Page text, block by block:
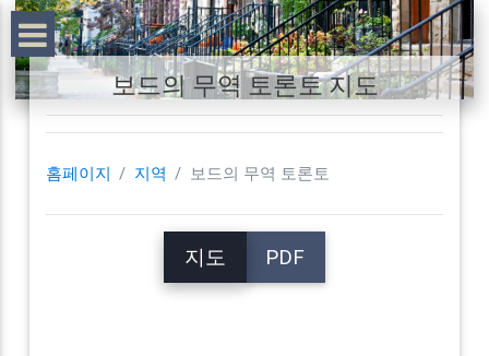
보드의 무역 토론토 지도
홈페이지 지역 보드의 무역 토론토
지도 PDF